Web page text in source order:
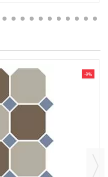
-9%